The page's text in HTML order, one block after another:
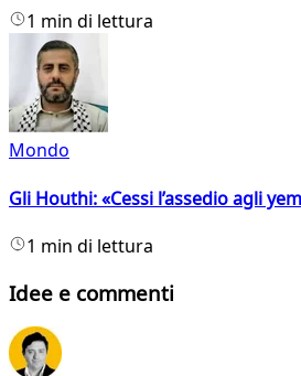
1 min di lettura
Mondo
Gli Houthi: «Cessi l’assedio agli
1 min di lettura
Idee e commenti